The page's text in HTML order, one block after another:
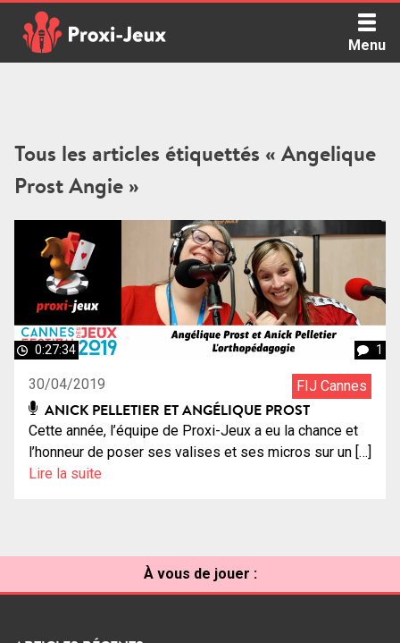
content
Menu
Tous les articles étiquettés « Angelique
Prost Angie »
0:27:34 1
30/04/2019 FIJ Cannes
ANICK PELLETIER ET ANGÉLIQUE PROST
Cette année, l’équipe de Proxi-Jeux a eu la chance et
l’honneur de poser ses valises et ses micros sur un […]
Lire la suite
À vous de jouer :